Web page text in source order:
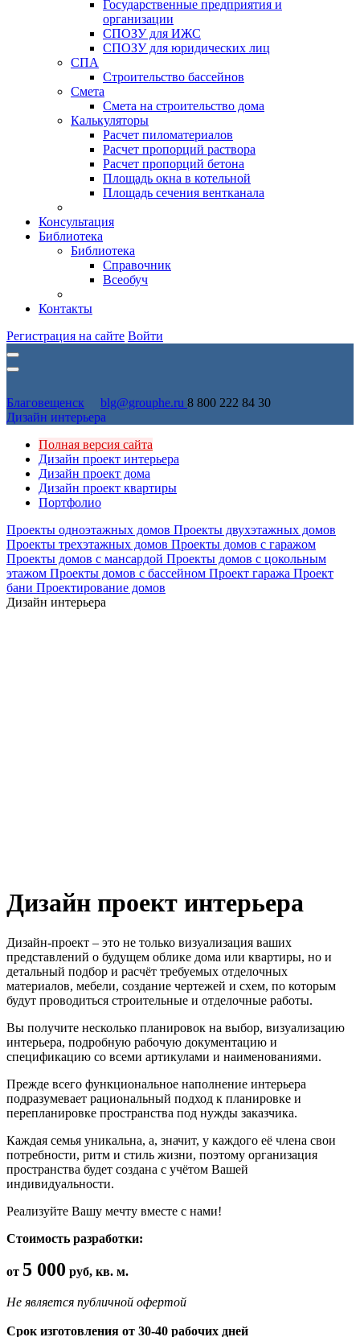
Государственные предприятия и
организации
СПОЗУ для ИЖС
СПОЗУ для юридических лиц
СПА
Строительство бассейнов
Смета
Смета на строительство дома
Калькуляторы
Расчет пиломатериалов
Расчет пропорций раствора
Расчет пропорций бетона
Площадь окна в котельной
Площадь сечения вентканала
Консультация
Библиотека
Библиотека
Справочник
Всеобуч
Контакты
Регистрация на сайте Войти
Благовещенск blg@grouphe.ru 8 800 222 84 30
Дизайн интерьера
Полная версия сайта
Дизайн проект интерьера
Дизайн проект дома
Дизайн проект квартиры
Портфолио
Проекты одноэтажных домов Проекты двухэтажных домов
Проекты трехэтажных домов Проекты домов с гаражом
Проекты домов с мансардой Проекты домов с цокольным
этажом Проекты домов с бассейном Проект гаража Проект
бани Проектирование домов
Дизайн интерьера
Дизайн проект интерьера
Дизайн-проект – это не только визуализация ваших
представлений о будущем облике дома или квартиры, но и
детальный подбор и расчёт требуемых отделочных
материалов, мебели, создание чертежей и схем, по которым
будут проводиться строительные и отделочные работы.
Вы получите несколько планировок на выбор, визуализацию
интерьера, подробную рабочую документацию и
спецификацию со всеми артикулами и наименованиями.
Прежде всего функциональное наполнение интерьера
подразумевает рациональный подход к планировке и
перепланировке пространства под нужды заказчика.
Каждая семья уникальна, а, значит, у каждого её члена свои
потребности, ритм и стиль жизни, поэтому организация
пространства будет создана с учётом Вашей
индивидуальности.
Реализуйте Вашу мечту вместе с нами!
Стоимость разработки:
от 5 000 руб, кв. м.
Не является публичной офертой
Срок изготовления от 30-40 рабочих дней